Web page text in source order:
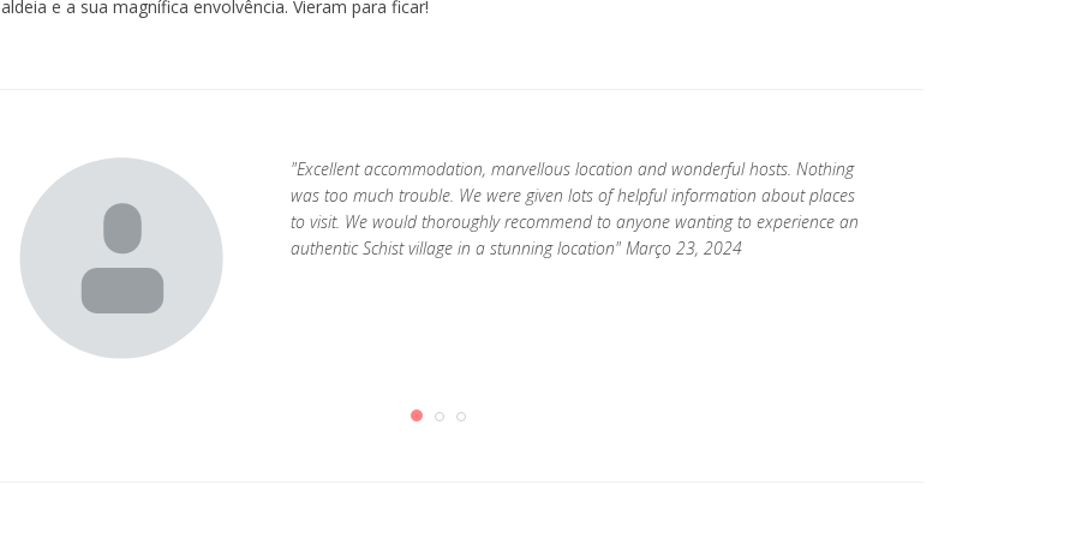
e a sua magnífica envolvência. Vieram para ficar!
"Excellent accommodation, marvellous location and wonderful hosts. Nothing
was too much trouble. We were given lots of helpful information about places
to visit. We would thoroughly recommend to anyone wanting to experience an
authentic Schist village in a stunning location" Março 23, 2024